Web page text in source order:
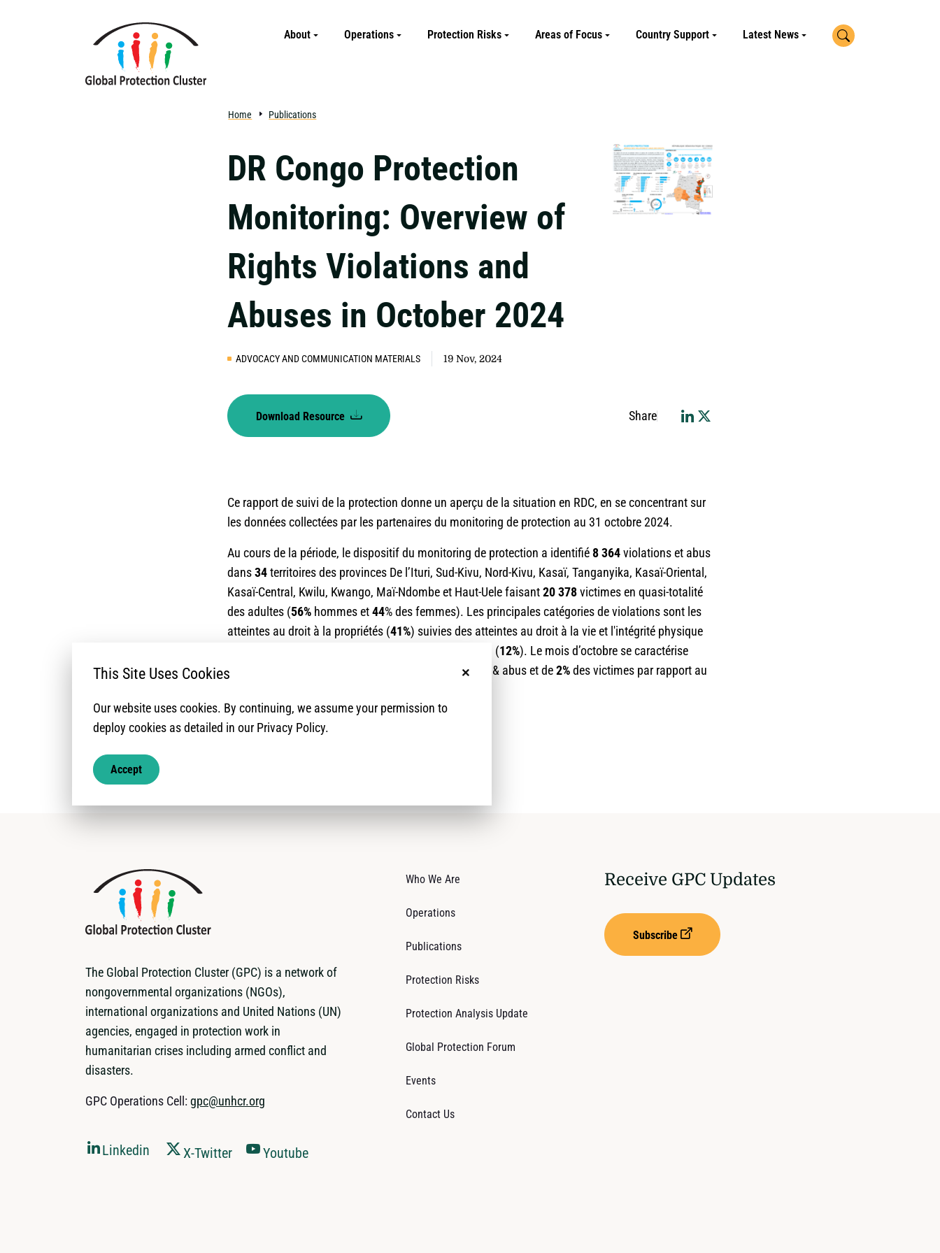
About Operations Protection Risks Areas of Focus Country Support Latest News Search
Home Publications
DR Congo Protection
Monitoring: Overview of
Rights Violations and
Abuses in October 2024
ADVOCACY AND COMMUNICATION MATERIALS 19 Nov, 2024
Download Resource Share
Ce rapport de suivi de la protection donne un aperçu de la situation en RDC, en se concentrant sur
les données collectées par les partenaires du monitoring de protection au 31 octobre 2024.
Au cours de la période, le dispositif du monitoring de protection a identifié 8 364violations et abus
dans34territoires des provinces De l’Ituri, Sud-Kivu, Nord-Kivu, Kasaï, Tanganyika, Kasaï-Oriental,
Kasaï-Central, Kwilu, Kwango, Maï-Ndombe et Haut-Uele faisant20 378victimes en quasi-totalité
des adultes (56% hommes et44% des femmes). Les principales catégories de violations sont les
atteintes au droit à la propriétés (41%) suivies des atteintes au droit à la vie et l'intégrité physique
) et les VBG (12%). Le mois d’octobre se caractérise
respectivement par une hausse de
des violations & abus et de2%des victimes par rapport au
The Global Protection Cluster (GPC) is a network of
nongovernmental organizations (NGOs),
international organizations and United Nations (UN)
agencies, engaged in protection work in
humanitarian crises including armed conflict and
disasters.
GPC Operations Cell: gpc@unhcr.org
Linkedin X-Twitter Youtube
Who We Are
Operations
Publications
Protection Risks
Protection Analysis Update
Global Protection Forum
Events
Contact Us
Receive GPC Updates
Subscribe
This Site Uses Cookies
Our website uses cookies. By continuing, we assume your permission to
deploy cookies as detailed in our Privacy Policy.
Accept